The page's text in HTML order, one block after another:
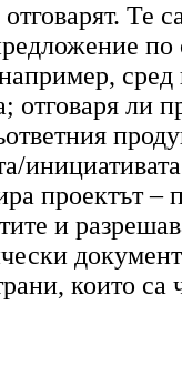
Те
по
; отговаря ли
проектът –
и
които са